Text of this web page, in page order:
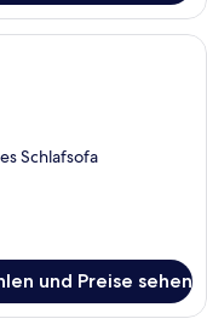
mit einem großen
Schlafsofa
und Preise sehen